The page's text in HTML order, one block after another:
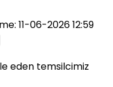
11-06-2026 12:59